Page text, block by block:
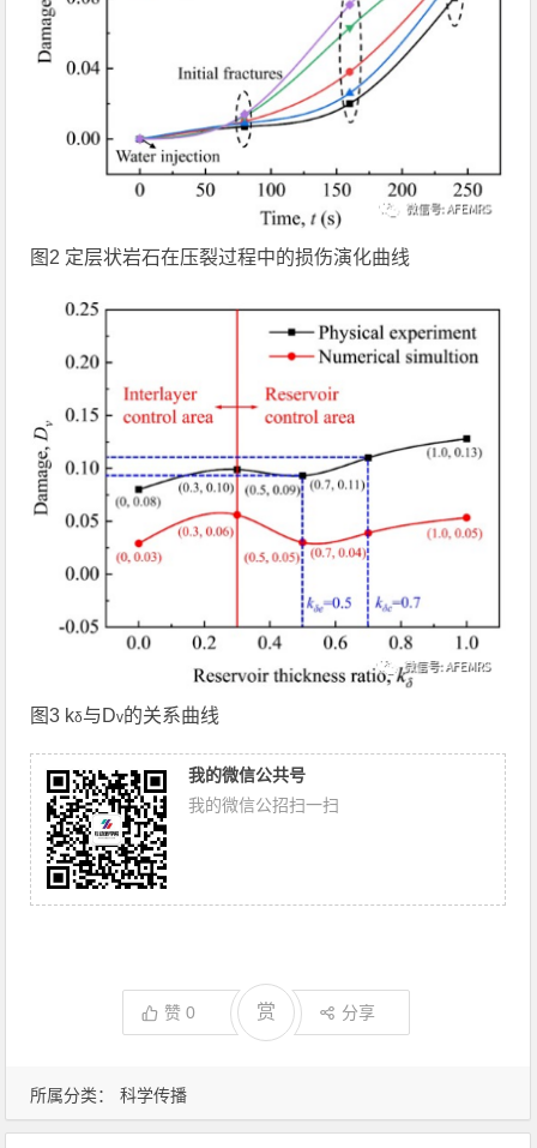
所属分类： 科学传播
图2 定层状岩石在压裂过程中的损伤演化曲线
图3 kδ与Dv的关系曲线
我的微信公共号
我的微信公招扫一扫
赞0 赏 分享